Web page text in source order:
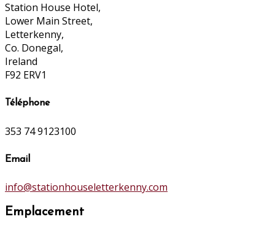
Station House Hotel,
Lower Main Street,
Letterkenny,
Co. Donegal,
Ireland
F92 ERV1
Téléphone
353 74 9123100
Email
info@stationhouseletterkenny.com
Emplacement